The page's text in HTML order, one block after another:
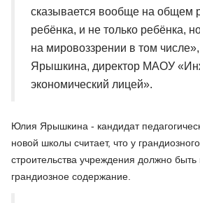
сказывается вообще на общем
ребёнка, и не только ребёнка,
на мировоззрении в том
Ярышкина, директор МАОУ
экономический лицей».
Юлия Ярышкина - кандидат
новой школы считает, что у
строительства учреждения должно
грандиозное содержание.